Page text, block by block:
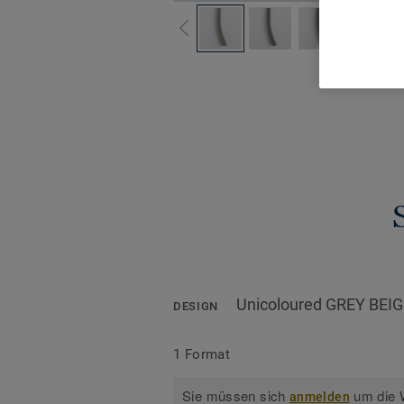
DESIGN Unicoloured GREY
1 Format
Sie müssen sichanmelden um die